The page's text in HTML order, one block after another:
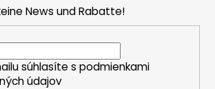
News und Rabatte!
súhlasíte s podmienkami
údajov